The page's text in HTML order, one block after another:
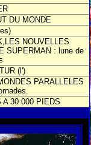
DU MONDE
NOUVELLES
SUPERMAN : lune de
(l')
PARALLELES
A 30 000 PIEDS